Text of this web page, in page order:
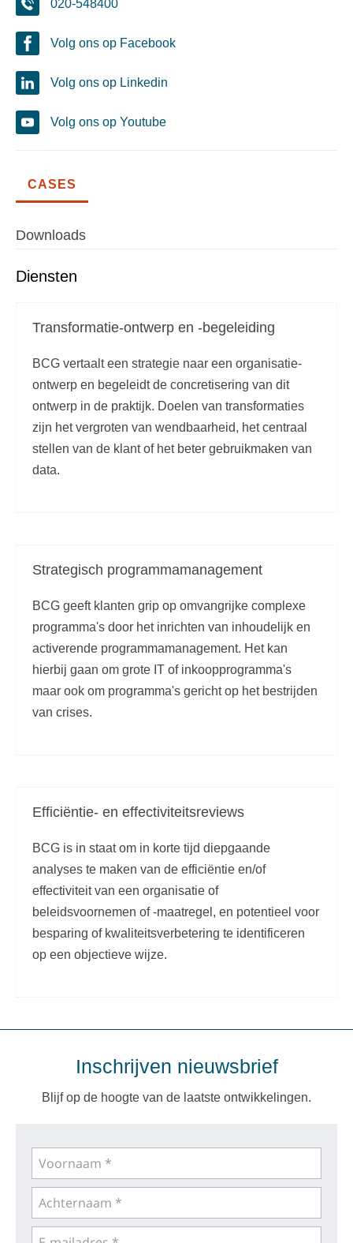
020-548400
Volg ons op Facebook
Volg ons op Linkedin
Volg ons op Youtube
CASES
Downloads
Diensten
Transformatie-ontwerp en -begeleiding
BCG vertaalt een strategie naar een organisatie-
ontwerp en begeleidt de concretisering van dit
ontwerp in de praktijk. Doelen van transformaties
zijn het vergroten van wendbaarheid, het centraal
stellen van de klant of het beter gebruikmaken van
data.
Strategisch programmamanagement
BCG geeft klanten grip op omvangrijke complexe
programma's door het inrichten van inhoudelijk en
activerende programmamanagement. Het kan
hierbij gaan om grote IT of inkoopprogramma's
maar ook om programma's gericht op het bestrijden
van crises.
Efficiëntie- en effectiviteitsreviews
BCG is in staat om in korte tijd diepgaande
analyses te maken van de efficiëntie en/of
effectiviteit van een organisatie of
beleidsvoornemen of -maatregel, en potentieel voor
besparing of kwaliteitsverbetering te identificeren
op een objectieve wijze.
Inschrijven nieuwsbrief
Blijf op de hoogte van de laatste ontwikkelingen.